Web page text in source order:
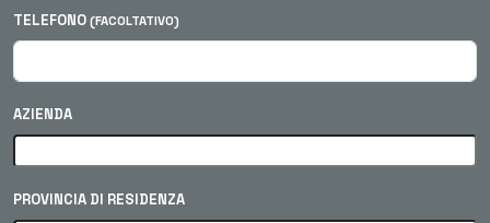
TELEFONO (FACOLTATIVO)
AZIENDA
PROVINCIA DI RESIDENZA